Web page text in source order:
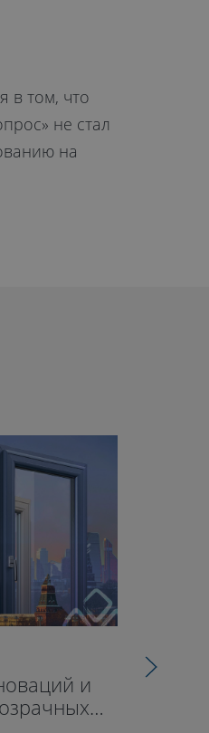
в том, что
не стал
на
и
71-й